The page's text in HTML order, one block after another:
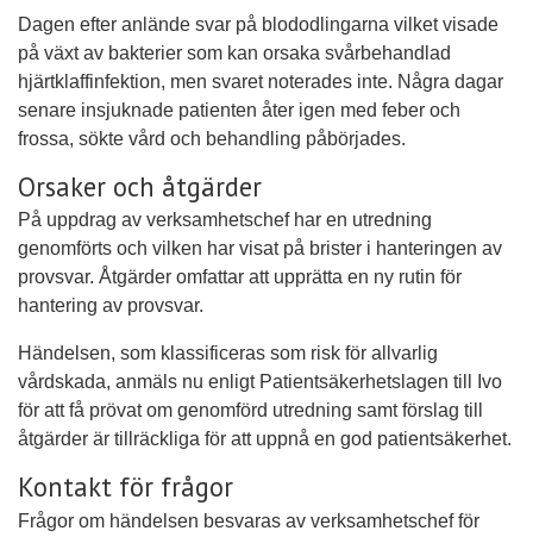
Dagen efter anlände svar på blododlingarna vilket visade
på växt av bakterier som kan orsaka svårbehandlad
hjärtklaffinfektion, men svaret noterades inte. Några dagar
senare insjuknade patienten åter igen med feber och
frossa, sökte vård och behandling påbörjades.
Orsaker och åtgärder
På uppdrag av verksamhetschef har en utredning
genomförts och vilken har visat på brister i hanteringen av
provsvar. Åtgärder omfattar att upprätta en ny rutin för
hantering av provsvar.
Händelsen, som klassificeras som risk för allvarlig
vårdskada, anmäls nu enligt Patientsäkerhetslagen till Ivo
för att få prövat om genomförd utredning samt förslag till
åtgärder är tillräckliga för att uppnå en god patientsäkerhet.
Kontakt för frågor
Frågor om händelsen besvaras av verksamhetschef för